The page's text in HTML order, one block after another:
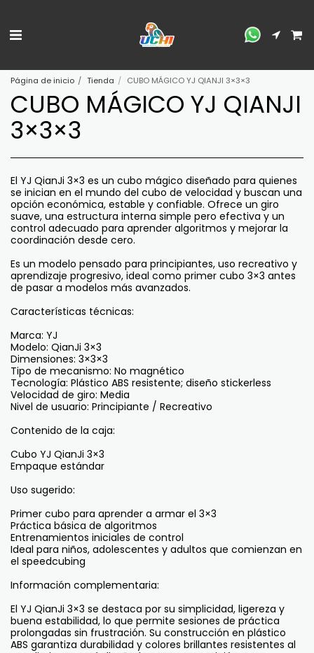
Página de inicio Tienda CUBO MÁGICO YJ QIANJI 3×3×3
CUBO MÁGICO YJ QIANJI
3×3×3
El YJ QianJi 3×3 es un cubo mágico diseñado para quienes
se inician en el mundo del cubo de velocidad y buscan una
opción económica, estable y confiable. Ofrece un giro
suave, una estructura interna simple pero efectiva y un
control adecuado para aprender algoritmos y mejorar la
coordinación desde cero.
Es un modelo pensado para principiantes, uso recreativo y
aprendizaje progresivo, ideal como primer cubo 3×3 antes
de pasar a modelos más avanzados.
Características técnicas:
Marca: YJ
Modelo: QianJi 3×3
Dimensiones: 3×3×3
Tipo de mecanismo: No magnético
Tecnología: Plástico ABS resistente; diseño stickerless
Velocidad de giro: Media
Nivel de usuario: Principiante / Recreativo
Contenido de la caja:
Cubo YJ QianJi 3×3
Empaque estándar
Uso sugerido:
Primer cubo para aprender a armar el 3×3
Práctica básica de algoritmos
Entrenamientos iniciales de control
Ideal para niños, adolescentes y adultos que comienzan en
el speedcubing
Información complementaria:
El YJ QianJi 3×3 se destaca por su simplicidad, ligereza y
buena estabilidad, lo que permite sesiones de práctica
prolongadas sin frustración. Su construcción en plástico
ABS garantiza durabilidad y colores brillantes resistentes al